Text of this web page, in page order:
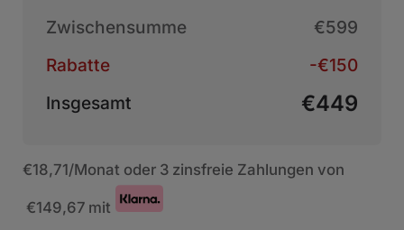
Zwischensumme
€599
Rabatte
-€150
Insgesamt
€449
€18,71/Monat oder 3 zinsfreie Zahlungen von
€149,67 mit